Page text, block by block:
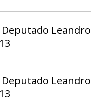
Leandro
Leandro